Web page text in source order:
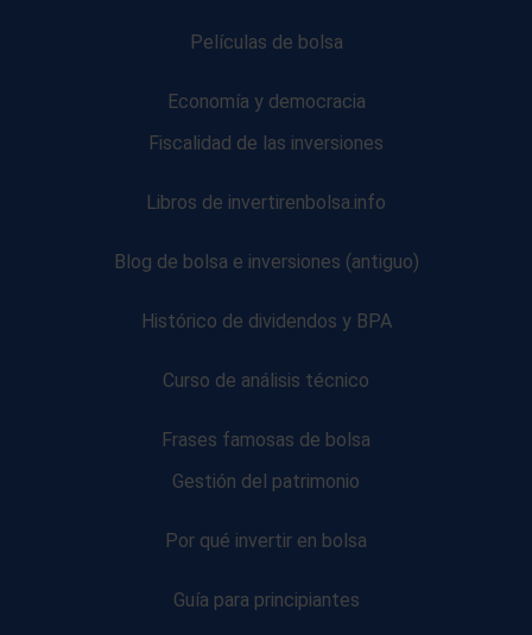
Películas de bolsa
Economía y democracia
Fiscalidad de las inversiones
Libros de invertirenbolsa.info
Blog de bolsa e inversiones (antiguo)
Histórico de dividendos y BPA
Curso de análisis técnico
Frases famosas de bolsa
Gestión del patrimonio
Por qué invertir en bolsa
Guía para principiantes